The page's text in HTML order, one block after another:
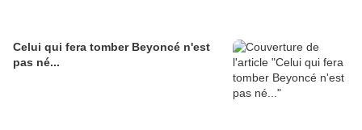
Celui qui fera tomber Beyoncé n'est
pas né...